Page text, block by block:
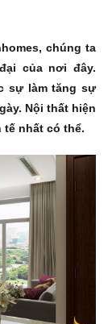
chúng ta
của nơi đây.
sự làm tăng sự
Nội thất hiện
tế nhất có thể.